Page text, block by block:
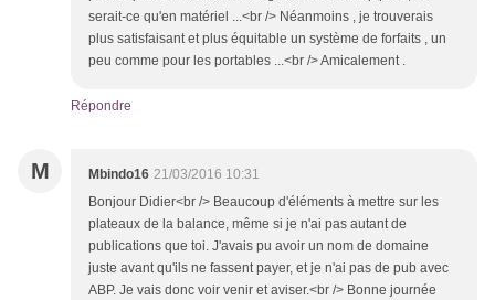
serait-ce qu'en matériel ...<br /> Néanmoins , je trouverais
plus satisfaisant et plus équitable un système de forfaits , un
peu comme pour les portables ...<br /> Amicalement .
Répondre
M Mbindo16 21/03/2016 10:31
Bonjour Didier<br /> Beaucoup d'éléments à mettre sur les
plateaux de la balance, même si je n'ai pas autant de
publications que toi. J'avais pu avoir un nom de domaine
juste avant qu'ils ne fassent payer, et je n'ai pas de pub avec
ABP. Je vais donc voir venir et aviser.<br /> Bonne journée